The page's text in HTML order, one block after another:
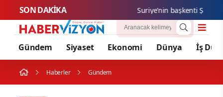
SON DAKİKA Suriye’nin başkenti Şam’da
Gündem Siyaset Ekonomi Dünya İş
Haberler Gündem